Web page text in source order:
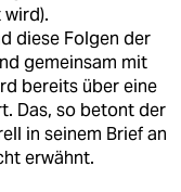
diese Folgen der
gemeinsam mit
bereits über eine
Das, so betont der
in seinem Brief an
erwähnt.